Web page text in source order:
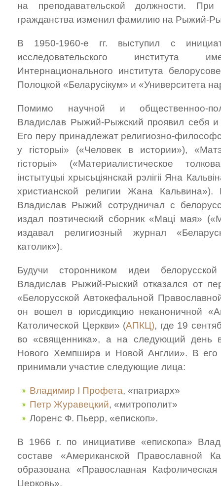
на преподавательской должности. При
гражданства изменил фамилию на Рыжий-
В 1950-1960-е гг. выступил с
исследовательского
Интернационального института
Полоцкой «Беларусікум» и «Университета
Помимо научной и общественноо-
Владислав Рыжий-Рыжский проявил себя
Его перу принадлежат религиозно-
у гісторыі» («Человек в истории»),
гісторыі» («Материалистическое
інстытуцыі хрысьціянскай рэлігіі Яна
христианской религии Жана
Владислав Рыжий сотрудничал с
издал поэтический сборник «Маці мая»
издавал религиозный журнал
католик»).
Будучи сторонником идеи
Владислав Рыжий-Рыский отказался от
«Белорусской Автокефальной
он вошел в юрисдикцию неканоничной
Католической Церкви» (АПКЦ), где 19
во «священника», а на следующий день
Нового Хемпшира и Новой Англии». В его
принимали участие следующие лица:
Владимир I Профета, «патриарх»
Петр Журавецкий, «митрополит»
Лоренс Ф. Пьерр, «епископ».
В 1966 г. по инициативе «епископа»
составе «Американской Православной
образована «Православная Кафолическая
Церковь».